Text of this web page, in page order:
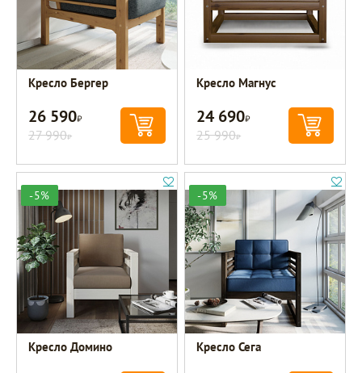
Кресло Бергер
26 590Р
27 990Р
Кресло Магнус
24 690Р
25 990Р
-5%
Кресло Домино
-5%
Кресло Сега